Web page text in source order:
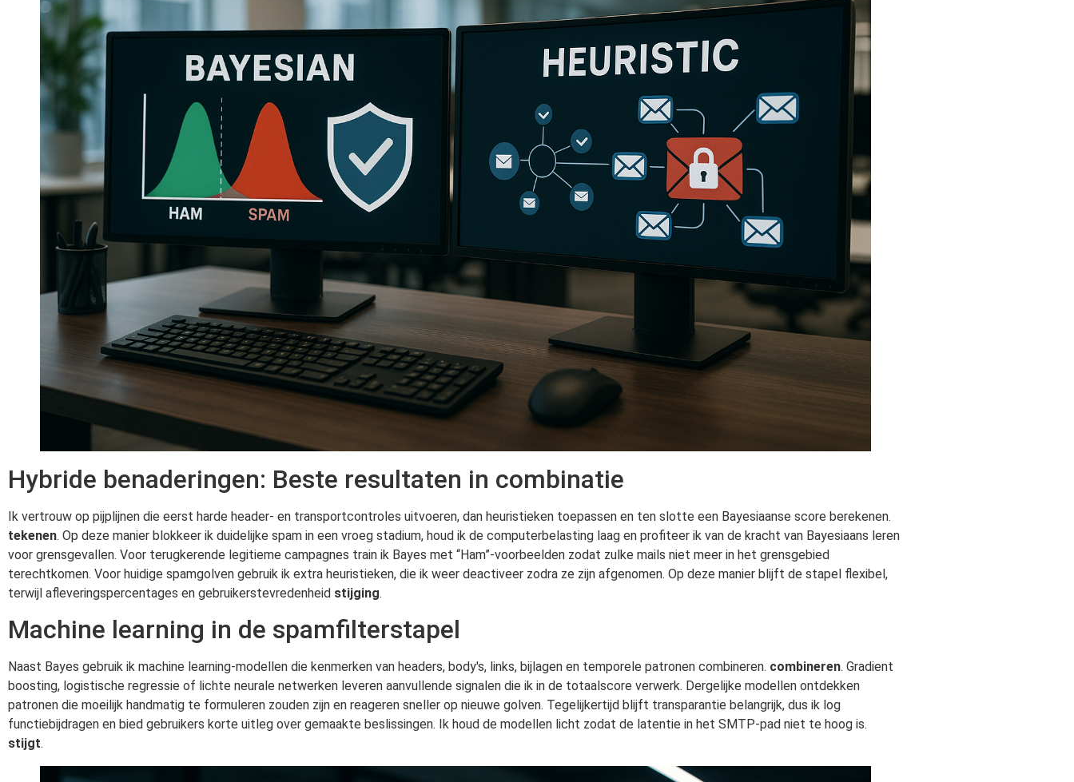
Hybride benaderingen: Beste resultaten in combinatie
Ik vertrouw op pijplijnen die eerst harde header- en transportcontroles uitvoeren, dan heuristieken toepassen en ten slotte een Bayesiaanse score berekenen.
tekenen. Op deze manier blokkeer ik duidelijke spam in een vroeg stadium, houd ik de computerbelasting laag en profiteer ik van de kracht van Bayesiaans leren
voor grensgevallen. Voor terugkerende legitieme campagnes train ik Bayes met “Ham”-voorbeelden zodat zulke mails niet meer in het grensgebied
terechtkomen. Voor huidige spamgolven gebruik ik extra heuristieken, die ik weer deactiveer zodra ze zijn afgenomen. Op deze manier blijft de stapel flexibel,
terwijl afleveringspercentages en gebruikerstevredenheid stijging.
Machine learning in de spamfilterstapel
Naast Bayes gebruik ik machine learning-modellen die kenmerken van headers, body's, links, bijlagen en temporele patronen combineren. combineren. Gradient
boosting, logistische regressie of lichte neurale netwerken leveren aanvullende signalen die ik in de totaalscore verwerk. Dergelijke modellen ontdekken
patronen die moeilijk handmatig te formuleren zouden zijn en reageren sneller op nieuwe golven. Tegelijkertijd blijft transparantie belangrijk, dus ik log
functiebijdragen en bied gebruikers korte uitleg over gemaakte beslissingen. Ik houd de modellen licht zodat de latentie in het SMTP-pad niet te hoog is.
stijgt.